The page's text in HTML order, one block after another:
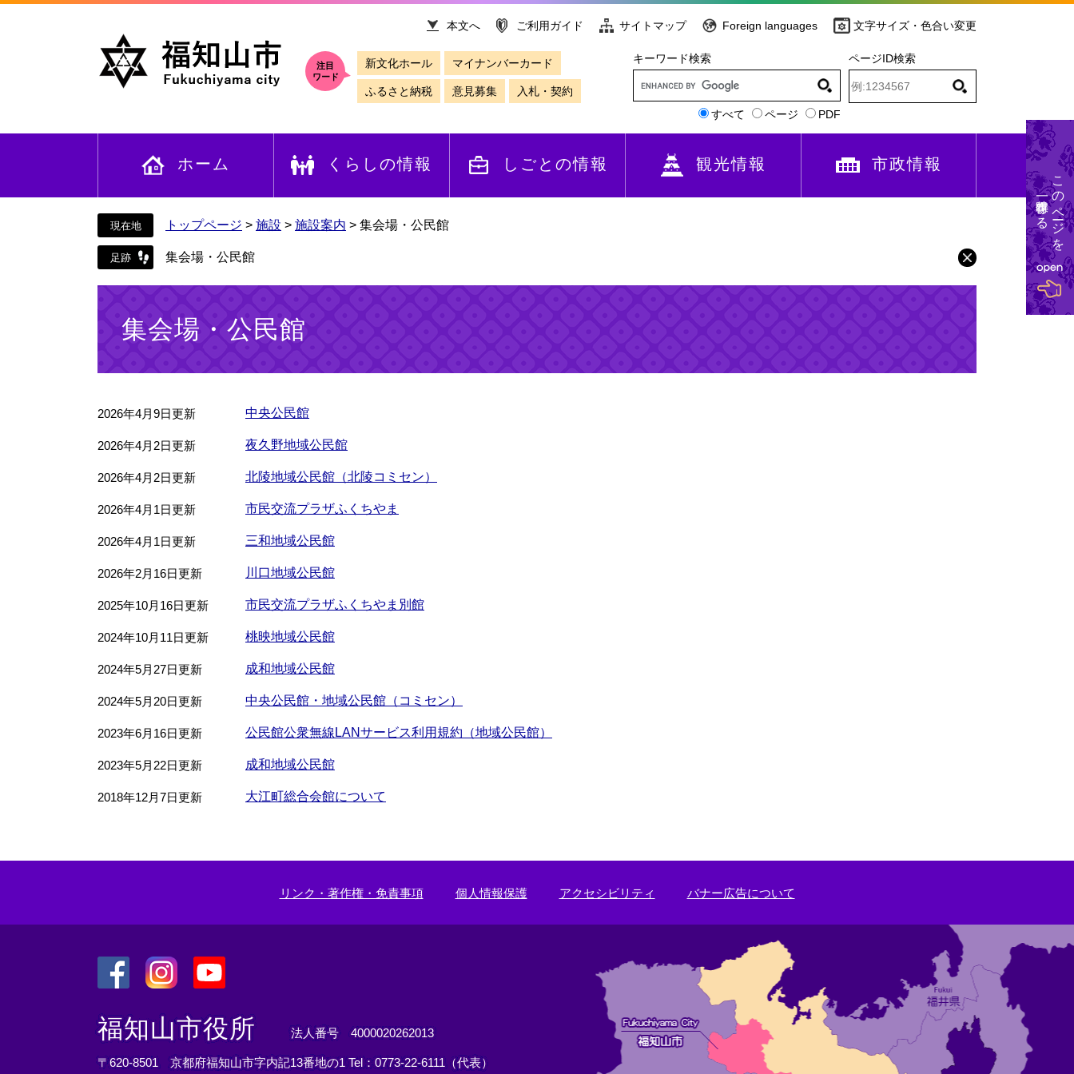
文
本文へ ご利用ガイド サイトマップ Foreign languages 文字サイズ・色合い変更
注目
ワード
新文化ホール マイナンバーカード
ふるさと納税 意見募集 入札・契約
キーワード検索
すべて ページ PDF
ページID検索
ホーム くらしの情報 しごとの情報 観光情報 市政情報
トップページ > 施設 > 施設案内 > 集会場・公民館
集会場・公民館
集会場・公民館
2026年4月9日更新 中央公民館
2026年4月2日更新 夜久野地域公民館
2026年4月2日更新 北陵地域公民館（北陵コミセン）
2026年4月1日更新 市民交流プラザふくちやま
2026年4月1日更新 三和地域公民館
2026年2月16日更新 川口地域公民館
2025年10月16日更新 市民交流プラザふくちやま別館
2024年10月11日更新 桃映地域公民館
2024年5月27日更新 成和地域公民館
2024年5月20日更新 中央公民館・地域公民館（コミセン）
2023年6月16日更新 公民館公衆無線LANサービス利用規約（地域公民館）
2023年5月22日更新 成和地域公民館
2018年12月7日更新 大江町総合会館について
リンク・著作権・免責事項 個人情報保護 アクセシビリティ バナー広告について
外
部
リ
外
部
リ
外
部
リ
福知山市役所 法人番号 4000020262013
〒620-8501 京都府福知山市字内記13番地の1 Tel：0773-22-6111（代表）
このページを
一時保存する